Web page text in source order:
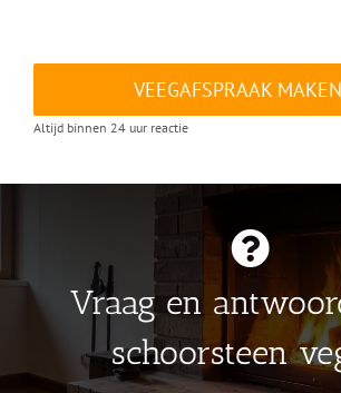
VEEGAFSPRAAK MAKEN
Altijd binnen 24 uur reactie
Vraag en
schoorsteen